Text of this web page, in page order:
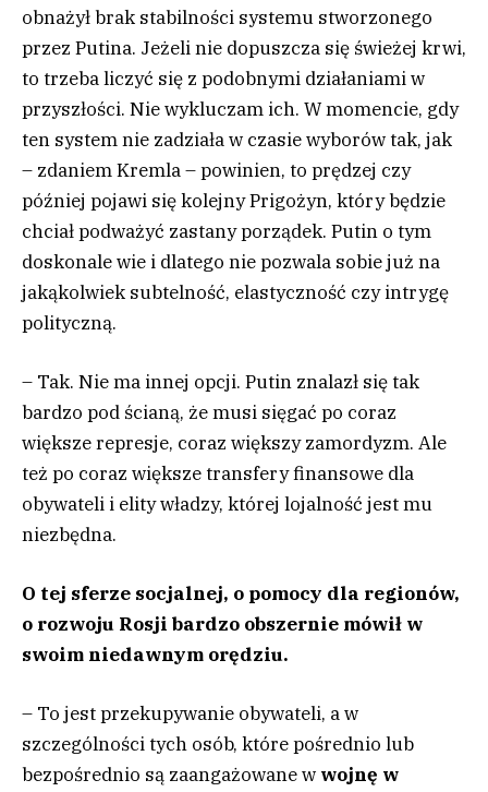
obnażył brak stabilności systemu stworzonego
przez Putina. Jeżeli nie dopuszcza się świeżej krwi,
to trzeba liczyć się z podobnymi działaniami w
przyszłości. Nie wykluczam ich. W momencie, gdy
ten system nie zadziała w czasie wyborów tak, jak
– zdaniem Kremla – powinien, to prędzej czy
później pojawi się kolejny Prigożyn, który będzie
chciał podważyć zastany porządek. Putin o tym
doskonale wie i dlatego nie pozwala sobie już na
jakąkolwiek subtelność, elastyczność czy intrygę
polityczną.
– Tak. Nie ma innej opcji. Putin znalazł się tak
bardzo pod ścianą, że musi sięgać po coraz
większe represje, coraz większy zamordyzm. Ale
też po coraz większe transfery finansowe dla
obywateli i elity władzy, której lojalność jest mu
niezbędna.
O tej sferze socjalnej, o pomocy dla regionów,
o rozwoju Rosji bardzo obszernie mówił w
swoim niedawnym orędziu.
– To jest przekupywanie obywateli, a w
szczególności tych osób, które pośrednio lub
bezpośrednio są zaangażowane w wojnę w